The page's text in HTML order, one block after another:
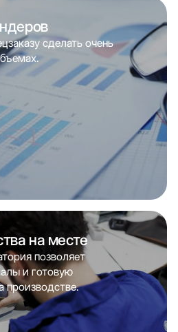
сделать очень
на месте
позволяет
и готовую
производстве.